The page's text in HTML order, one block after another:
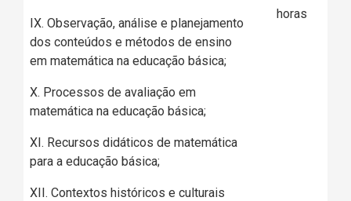
IX. Observação, análise e planejamento
dos conteúdos e métodos de ensino
em matemática na educação básica;
X. Processos de avaliação em
matemática na educação básica;
XI. Recursos didáticos de matemática
para a educação básica;
XII. Contextos históricos e culturais
horas